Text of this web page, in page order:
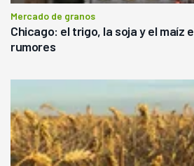
Mercado de granos
Chicago: el trigo, la soja y el maíz
rumores